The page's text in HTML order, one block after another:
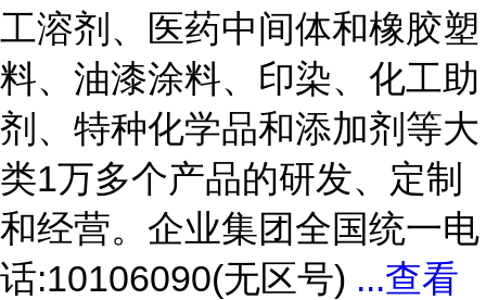
工溶剂、医药中间体和橡胶塑
料、油漆涂料、印染、化工助
剂、特种化学品和添加剂等大
类1万多个产品的研发、定制
和经营。企业集团全国统一电
话:10106090(无区号) ...查看